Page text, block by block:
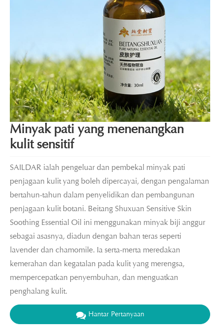
Minyak pati yang menenangkan
kulit sensitif
SAILDAR ialah pengeluar dan pembekal minyak pati
penjagaan kulit yang boleh dipercayai, dengan pengalaman
bertahun-tahun dalam penyelidikan dan pembangunan
penjagaan kulit botani. Beitang Shuxuan Sensitive Skin
Soothing Essential Oil ini menggunakan minyak biji anggur
sebagai asasnya, diadun dengan bahan teras seperti
lavender dan chamomile. Ia serta-merta meredakan
kemerahan dan kegatalan pada kulit yang merengsa,
mempercepatkan penyembuhan, dan menguatkan
penghalang kulit.
Hantar Pertanyaan